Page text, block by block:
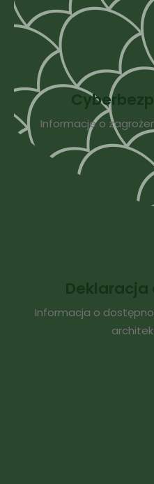
Informacje o
Deklaracja
Informacja o